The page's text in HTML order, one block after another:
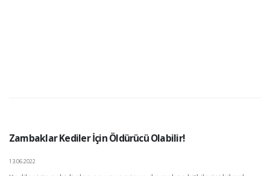
Zambaklar Kediler İçin Öldürücü Olabilir!
13.06.2022